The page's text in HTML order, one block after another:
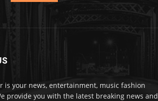
is your news, entertainment, music fashion
provide you with the latest breaking news and